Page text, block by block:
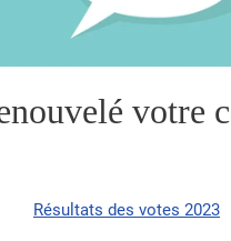
votre
Résultats des votes 2023